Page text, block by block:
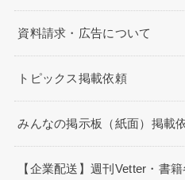
資料請求・広告について
トピックス掲載依頼
みんなの掲示板（紙面）掲載
【企業配送】週刊Vetter・書